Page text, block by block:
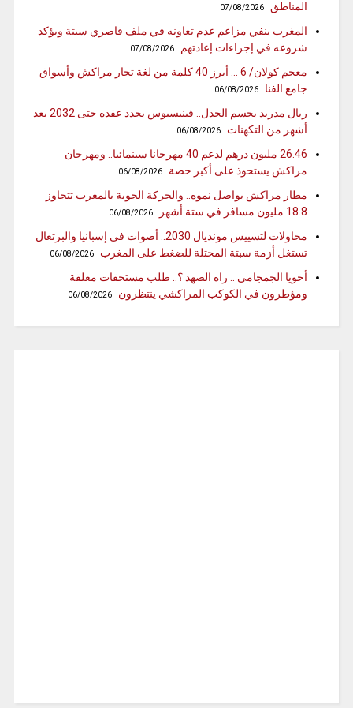
المناطق 07/08/2026
المغرب ينفي مزاعم عدم تعاونه في ملف قاصري سبتة ويؤكد
شروعه في إجراءات إعادتهم
07/08/2026
معجم كولان/ 6 … أبرز 40 كلمة من لغة تجار مراكش وأسواق
جامع الفنا
06/08/2026
ريال مدريد يحسم الجدل.. فينيسيوس يجدد عقده حتى 2032 بعد
أشهر من التكهنات
06/08/2026
26.46 مليون درهم لدعم 40 مهرجانا سينمائيا.. ومهرجان
مراكش يستحوذ على أكبر حصة
06/08/2026
مطار مراكش يواصل نموه.. والحركة الجوية بالمغرب تتجاوز
18.8 مليون مسافر في ستة أشهر
06/08/2026
محاولات لتسييس مونديال 2030.. أصوات في إسبانيا والبرتغال
تستغل أزمة سبتة المحتلة للضغط على المغرب
06/08/2026
أخويا الجمجامي .. راه الصهد ؟.. طلب مستحقات معلقة
ومؤطرون في الكوكب المراكشي ينتظرون
06/08/2026